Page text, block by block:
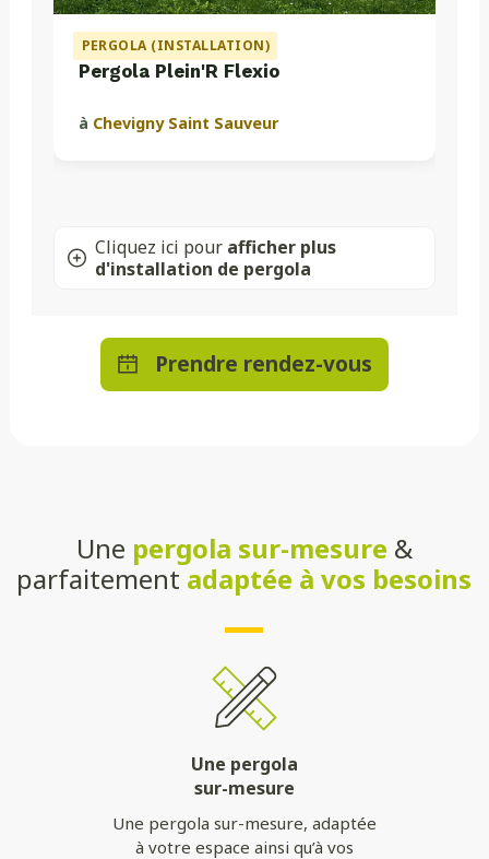
PERGOLA (INSTALLATION)
Pergola Plein'R Flexio
à Chevigny Saint Sauveur
Cliquez ici pour afficher plus
d'installation de pergola
Prendre rendez-vous
Une pergola sur-mesure &
parfaitement adaptée à vos besoins
Une pergola
sur-mesure
Une pergola sur-mesure, adaptée
à votre espace ainsi qu’à vos